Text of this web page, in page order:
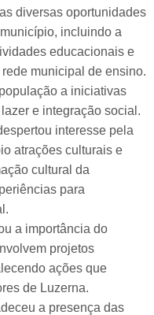
diversas oportunidades
incluindo a
educacionais e
municipal de ensino.
a iniciativas
e integração social.
interesse pela
atrações culturais e
cultural da
para
a importância do
projetos
ações que
de Luzerna.
a presença das